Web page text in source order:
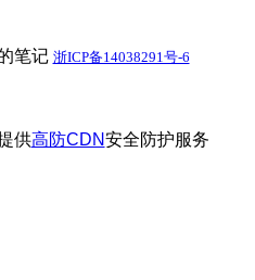
笔记 浙ICP备14038291号-6
供高防CDN安全防护服务